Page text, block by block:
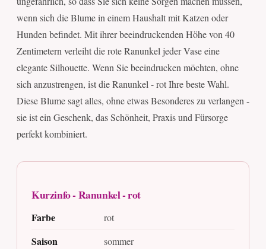
wenn sich die Blume in einem Haushalt mit Katzen oder
Hunden befindet. Mit ihrer beeindruckenden Höhe von 40
Zentimetern verleiht die rote Ranunkel jeder Vase eine
elegante Silhouette. Wenn Sie beeindrucken möchten, ohne
sich anzustrengen, ist die Ranunkel - rot Ihre beste Wahl.
Diese Blume sagt alles, ohne etwas Besonderes zu verlangen -
sie ist ein Geschenk, das Schönheit, Praxis und Fürsorge
perfekt kombiniert.
Kurzinfo - Ranunkel - rot
Farbe rot
Saison sommer